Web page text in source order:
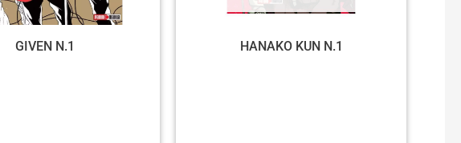
GIVEN N.1 HANAKO KUN N.1